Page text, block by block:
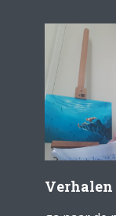
Verhalen